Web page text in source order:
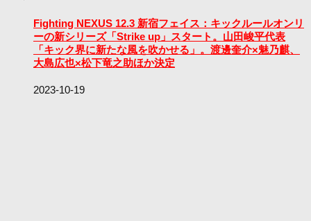
Fighting NEXUS 12.3 新宿フェイス：キックルールオンリ
ーの新シリーズ「Strike up」スタート。山田峻平代表
「キック界に新たな風を吹かせる」。渡邊奎介×魅乃麒、
大島広也×松下竜之助ほか決定
2023-10-19